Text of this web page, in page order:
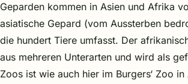
Geparden kommen in Asien und Afrika
asiatische Gepard (vom Aussterben
die hundert Tiere umfasst. Der
aus mehreren Unterarten und wird als
Zoos ist wie auch hier im Burgers‘ Zoo